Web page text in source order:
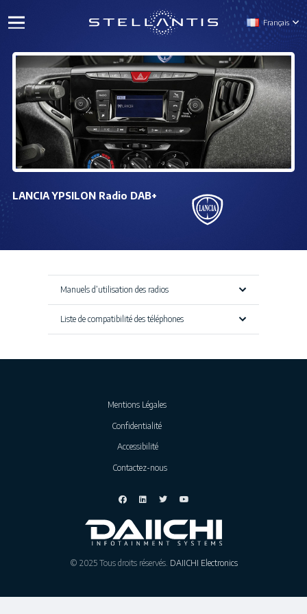
Français
LANCIA YPSILON Radio DAB+
Manuels d’utilisation des radios
Liste de compatibilité des téléphones
Mentions Légales
Confidentialité
Accessibilité
Contactez-nous
© 2025 Tous droits réservés. DAIICHI Electronics